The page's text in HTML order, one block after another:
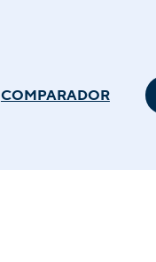
COMPARADOR